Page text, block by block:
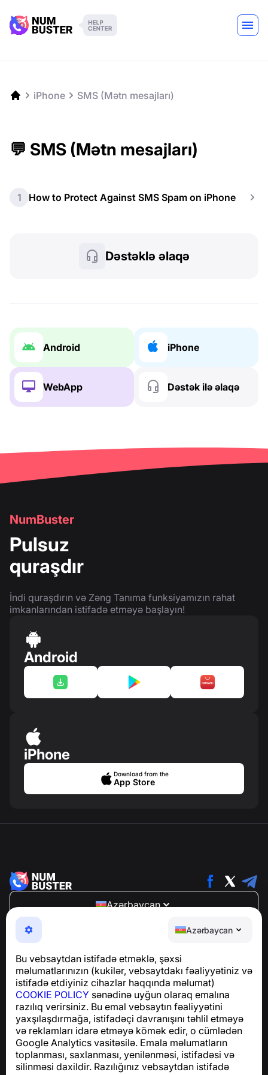
Azərbaycan
Bu vebsaytdan istifadə etməklə, şəxsi
məlumatlarınızın (kukilər, vebsaytdakı fəaliyyətiniz və
istifadə etdiyiniz cihazlar haqqında məlumat)
COOKIE POLICY sənədinə uyğun olaraq emalına
razılıq verirsiniz. Bu emal vebsaytın fəaliyyətini
yaxşılaşdırmağa, istifadəçi davranışını təhlil etməyə
və reklamları idarə etməyə kömək edir, o cümlədən
Google Analytics vasitəsilə. Emala məlumatların
toplanması, saxlanması, yenilənməsi, istifadəsi və
silinməsi daxildir. Razılığınız vebsaytdan istifadə
iPhone SMS (Mətn mesajları)
💬 SMS (Mətn mesajları)
1 How to Protect Against SMS Spam on iPhone
Dəstəklə əlaqə
Android iPhone
WebApp Dəstək ilə əlaqə
NumBuster
Pulsuz
quraşdır
İndi quraşdırın və Zəng Tanıma funksiyamızın rahat
imkanlarından istifadə etməyə başlayın!
Android
iPhone
Download from the
App Store
Azərbaycan
NumBuster © 2013—2026 ·
support@numbuster.com
Telefon fırıldaqlarından, spam və arzuolunmaz
GDPR uyğunluğu ilə bağlı suallar üçün:
support@numbuster.com
Yardım Mərkəzi
Xəbərlər və Məqalələr
Layihə haqqında
Əlaqə